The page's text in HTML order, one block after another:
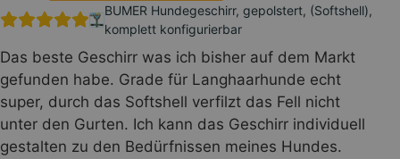
BUMER Hundegeschirr, gepolstert, (Softshell),
komplett konfigurierbar
Das beste Geschirr was ich bisher auf dem Markt
gefunden habe. Grade für Langhaarhunde echt
super, durch das Softshell verfilzt das Fell nicht
unter den Gurten. Ich kann das Geschirr individuell
gestalten zu den Bedürfnissen meines Hundes.